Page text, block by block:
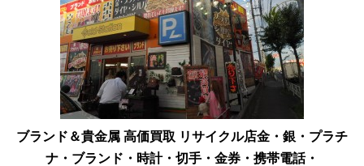
ブランド＆貴金属 高価買取 リサイクル店金・銀・プラチ
ナ・ブランド・時計・切手・金券・携帯電話・